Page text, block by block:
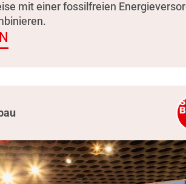
mit einer fossilfreien